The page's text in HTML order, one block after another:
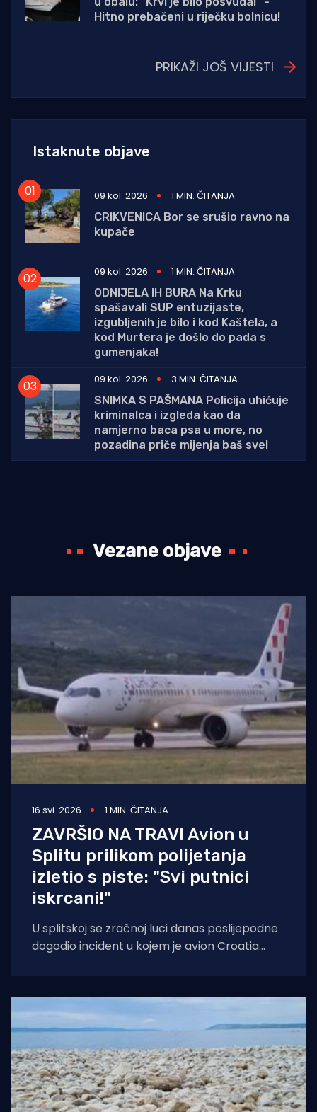
Hitno prebačeni u riječku bolnicu!
PRIKAŽI JOŠ VIJESTI
Istaknute objave
09 kol. 2026
1 MIN. ČITANJA
CRIKVENICA Bor se srušio ravno na
kupače
09 kol. 2026
1 MIN. ČITANJA
ODNIJELA IH BURA Na Krku
spašavali SUP entuzijaste,
izgubljenih je bilo i kod Kaštela, a
kod Murtera je došlo do pada s
gumenjaka!
09 kol. 2026
3 MIN. ČITANJA
SNIMKA S PAŠMANA Policija uhićuje
kriminalca i izgleda kao da
namjerno baca psa u more, no
pozadina priče mijenja baš sve!
Vezane objave
16 svi. 2026 1 MIN. ČITANJA
ZAVRŠIO NA TRAVI Avion u
Splitu prilikom polijetanja
izletio s piste: "Svi putnici
iskrcani!"
U splitskoj se zračnoj luci danas poslijepodne
dogodio incident u kojem je avion Croatia